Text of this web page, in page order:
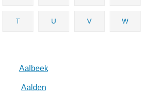
T U V W
Aalbeek
Aalden